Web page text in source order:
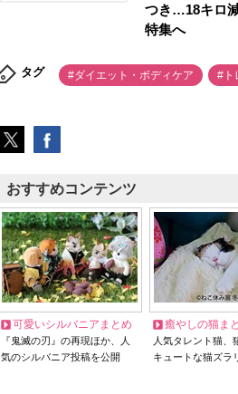
つき…18キロ
特集へ
タグ #ダイエット・ボディケア #ト
おすすめコンテンツ
可愛いシルバニアまとめ
『鬼滅の刃』の再現ほか、人
気のシルバニア投稿を公開
癒やしの猫ま
人気タレント猫
キュートな猫ズラ